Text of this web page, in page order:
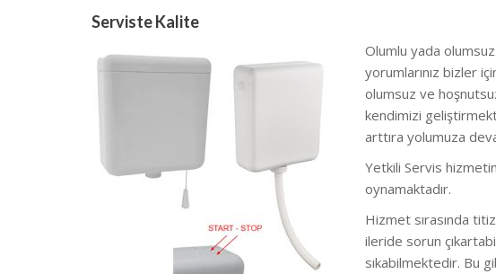
Serviste Kalite
Olumlu yada
yorumlarınız bizler
olumsuz ve
kendimizi
arttıra yolumuza
Yetkili Servis
oynamaktadır.
Hizmet sırasında
ileride sorun
sıkabilmektedir. Bu